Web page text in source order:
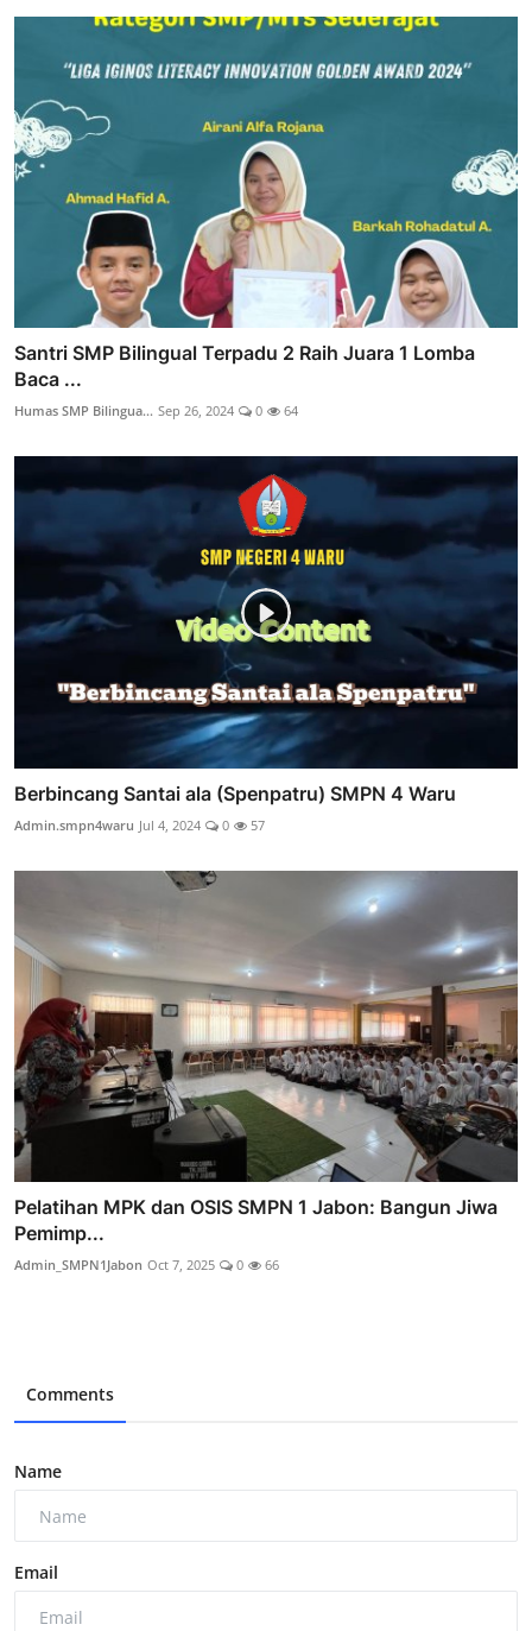
Santri SMP Bilingual Terpadu 2 Raih Juara 1 Lomba
Baca ...
Humas SMP Bilingua... Sep 26, 2024 0 64
Berbincang Santai ala (Spenpatru) SMPN 4 Waru
Admin.smpn4waru Jul 4, 2024 0 57
Pelatihan MPK dan OSIS SMPN 1 Jabon: Bangun Jiwa
Pemimp...
Admin_SMPN1Jabon Oct 7, 2025 0 66
Comments
Name
Email